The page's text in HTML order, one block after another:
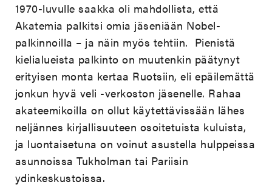
1970-luvulle saakka oli mahdollista, että
Akatemia palkitsi omia jäseniään Nobel-
palkinnoilla – ja näin myös tehtiin. Pienistä
kielialueista palkinto on muutenkin päätynyt
erityisen monta kertaa Ruotsiin, eli epäilemättä
jonkun hyvä veli -verkoston jäsenelle. Rahaa
akateemikoilla on ollut käytettävissään lähes
neljännes kirjallisuuteen osoitetuista kuluista,
ja luontaisetuna on voinut asustella hulppeissa
asunnoissa Tukholman tai Pariisin
ydinkeskustoissa.